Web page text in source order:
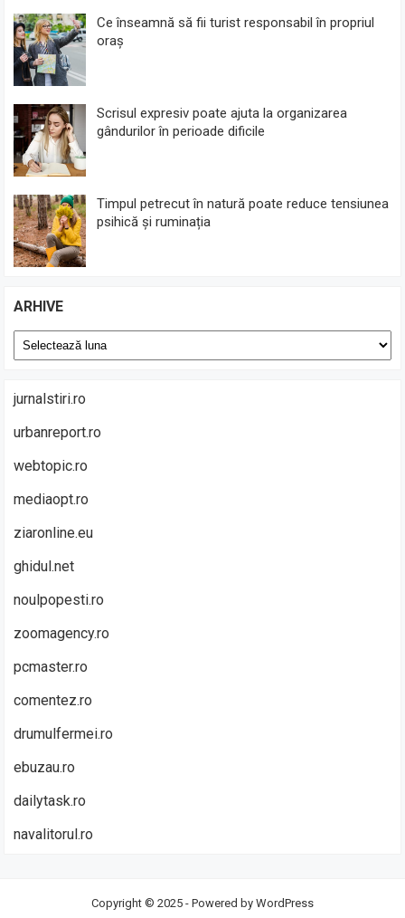
Ce înseamnă să fii turist responsabil în propriul
oraș
Scrisul expresiv poate ajuta la organizarea
gândurilor în perioade dificile
Timpul petrecut în natură poate reduce tensiunea
psihică și ruminația
ARHIVE
Arhive
jurnalstiri.ro
urbanreport.ro
webtopic.ro
mediaopt.ro
ziaronline.eu
ghidul.net
noulpopesti.ro
zoomagency.ro
pcmaster.ro
comentez.ro
drumulfermei.ro
ebuzau.ro
dailytask.ro
navalitorul.ro
Copyright © 2025 - Powered by WordPress